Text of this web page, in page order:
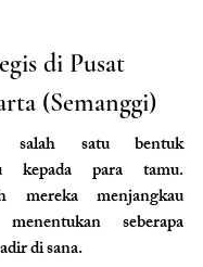
di Pusat
(Semanggi)
salah satu bentuk
kepada para tamu.
mereka menjangkau
seberapa
di sana.